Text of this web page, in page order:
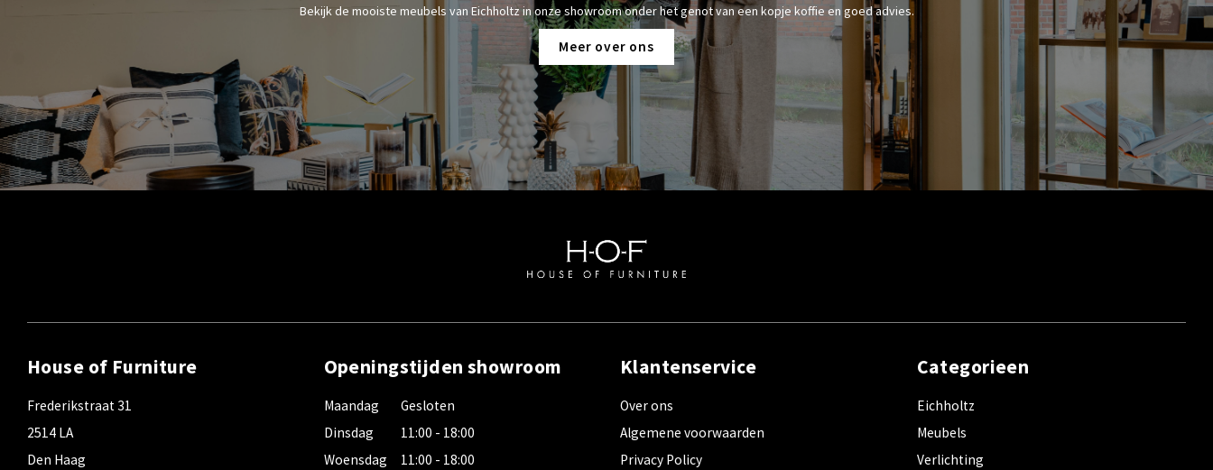
Bekijk de mooiste meubels van Eichholtz in onze showroom onder het genot van een kopje koffie en goed advies.
Meer over ons
House of Furniture
Frederikstraat 31
2514 LA
Den Haag
Openingstijden showroom
Maandag
Dinsdag
Woensdag
Gesloten
11:00 - 18:00
11:00 - 18:00
Klantenservice
Over ons
Algemene voorwaarden
Privacy Policy
Categorieen
Eichholtz
Meubels
Verlichting